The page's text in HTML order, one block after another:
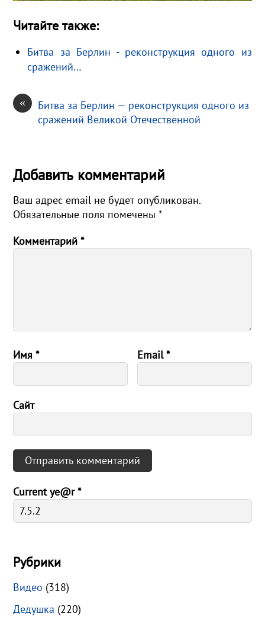
Читайте также:
Битва за Берлин - реконструкция одного из
сражений…
«
Битва за Берлин — реконструкция одного из
сражений Великой Отечественной
Добавить комментарий
Ваш адрес email не будет опубликован.
Обязательные поля помечены*
Комментарий*
Имя* Email*
Сайт
Current ye@r*
Рубрики
Видео (318)
Дедушка (220)